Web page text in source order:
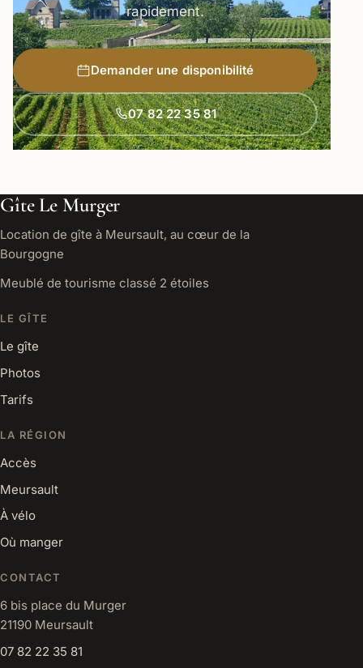
rapidement.
Demander une disponibilité
07 82 22 35 81
Gîte Le Murger
Location de gîte à Meursault, au cœur de la
Bourgogne
Meublé de tourisme classé 2 étoiles
LE GÎTE
Le gîte
Photos
Tarifs
LA RÉGION
Accès
Meursault
À vélo
Où manger
CONTACT
6 bis place du Murger
21190 Meursault
07 82 22 35 81